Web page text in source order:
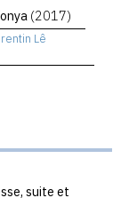
(2017)
Lê
suite et